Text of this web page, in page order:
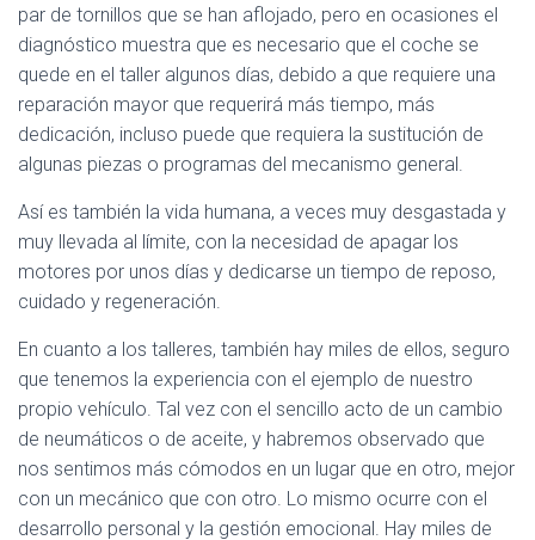
par de tornillos que se han aflojado, pero en ocasiones el
diagnóstico muestra que es necesario que el coche se
quede en el taller algunos días, debido a que requiere una
reparación mayor que requerirá más tiempo, más
dedicación, incluso puede que requiera la sustitución de
algunas piezas o programas del mecanismo general.
Así es también la vida humana, a veces muy desgastada y
muy llevada al límite, con la necesidad de apagar los
motores por unos días y dedicarse un tiempo de reposo,
cuidado y regeneración.
En cuanto a los talleres, también hay miles de ellos, seguro
que tenemos la experiencia con el ejemplo de nuestro
propio vehículo. Tal vez con el sencillo acto de un cambio
de neumáticos o de aceite, y habremos observado que
nos sentimos más cómodos en un lugar que en otro, mejor
con un mecánico que con otro. Lo mismo ocurre con el
desarrollo personal y la gestión emocional. Hay miles de